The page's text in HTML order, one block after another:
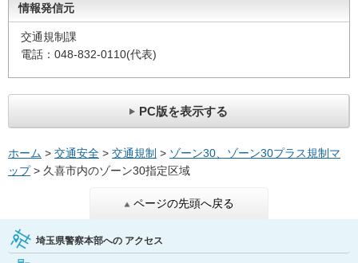
情報発信元
交通規制課
電話：048-832-0110(代表)
PC版を表示する
ホーム > 交通安全 > 交通規制 > ゾーン30、ゾーン30プラス規制マ
ップ> 久喜市内のゾーン30指定区域
ページの先頭へ戻る
埼玉県警察本部への アクセス